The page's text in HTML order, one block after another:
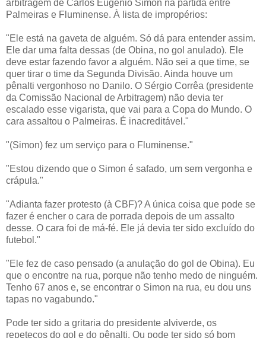
arbitragem de Carlos Eugênio Simon na partida entre
Palmeiras e Fluminense. À lista de impropérios:
"Ele está na gaveta de alguém. Só dá para entender assim.
Ele dar uma falta dessas (de Obina, no gol anulado). Ele
deve estar fazendo favor a alguém. Não sei a que time, se
quer tirar o time da Segunda Divisão. Ainda houve um
pênalti vergonhoso no Danilo. O Sérgio Corrêa (presidente
da Comissão Nacional de Arbitragem) não devia ter
escalado esse vigarista, que vai para a Copa do Mundo. O
cara assaltou o Palmeiras. É inacreditável."
"(Simon) fez um serviço para o Fluminense."
"Estou dizendo que o Simon é safado, um sem vergonha e
crápula."
"Adianta fazer protesto (à CBF)? A única coisa que pode se
fazer é encher o cara de porrada depois de um assalto
desse. O cara foi de má-fé. Ele já devia ter sido excluído do
futebol."
"Ele fez de caso pensado (a anulação do gol de Obina). Eu
que o encontre na rua, porque não tenho medo de ninguém.
Tenho 67 anos e, se encontrar o Simon na rua, eu dou uns
tapas no vagabundo."
Pode ter sido a gritaria do presidente alviverde, os
repetecos do gol e do pênalti. Ou pode ter sido só bom